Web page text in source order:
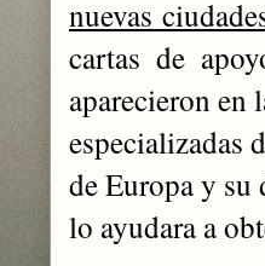
nuevas
cartas de
aparecieron en
especializadas
de Europa y su
lo ayudara a